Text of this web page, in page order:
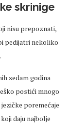
skrinige
nisu prepoznati,
pedijatri nekoliko
sedam godina
postići mnogo
poremećaje
daju najbolje